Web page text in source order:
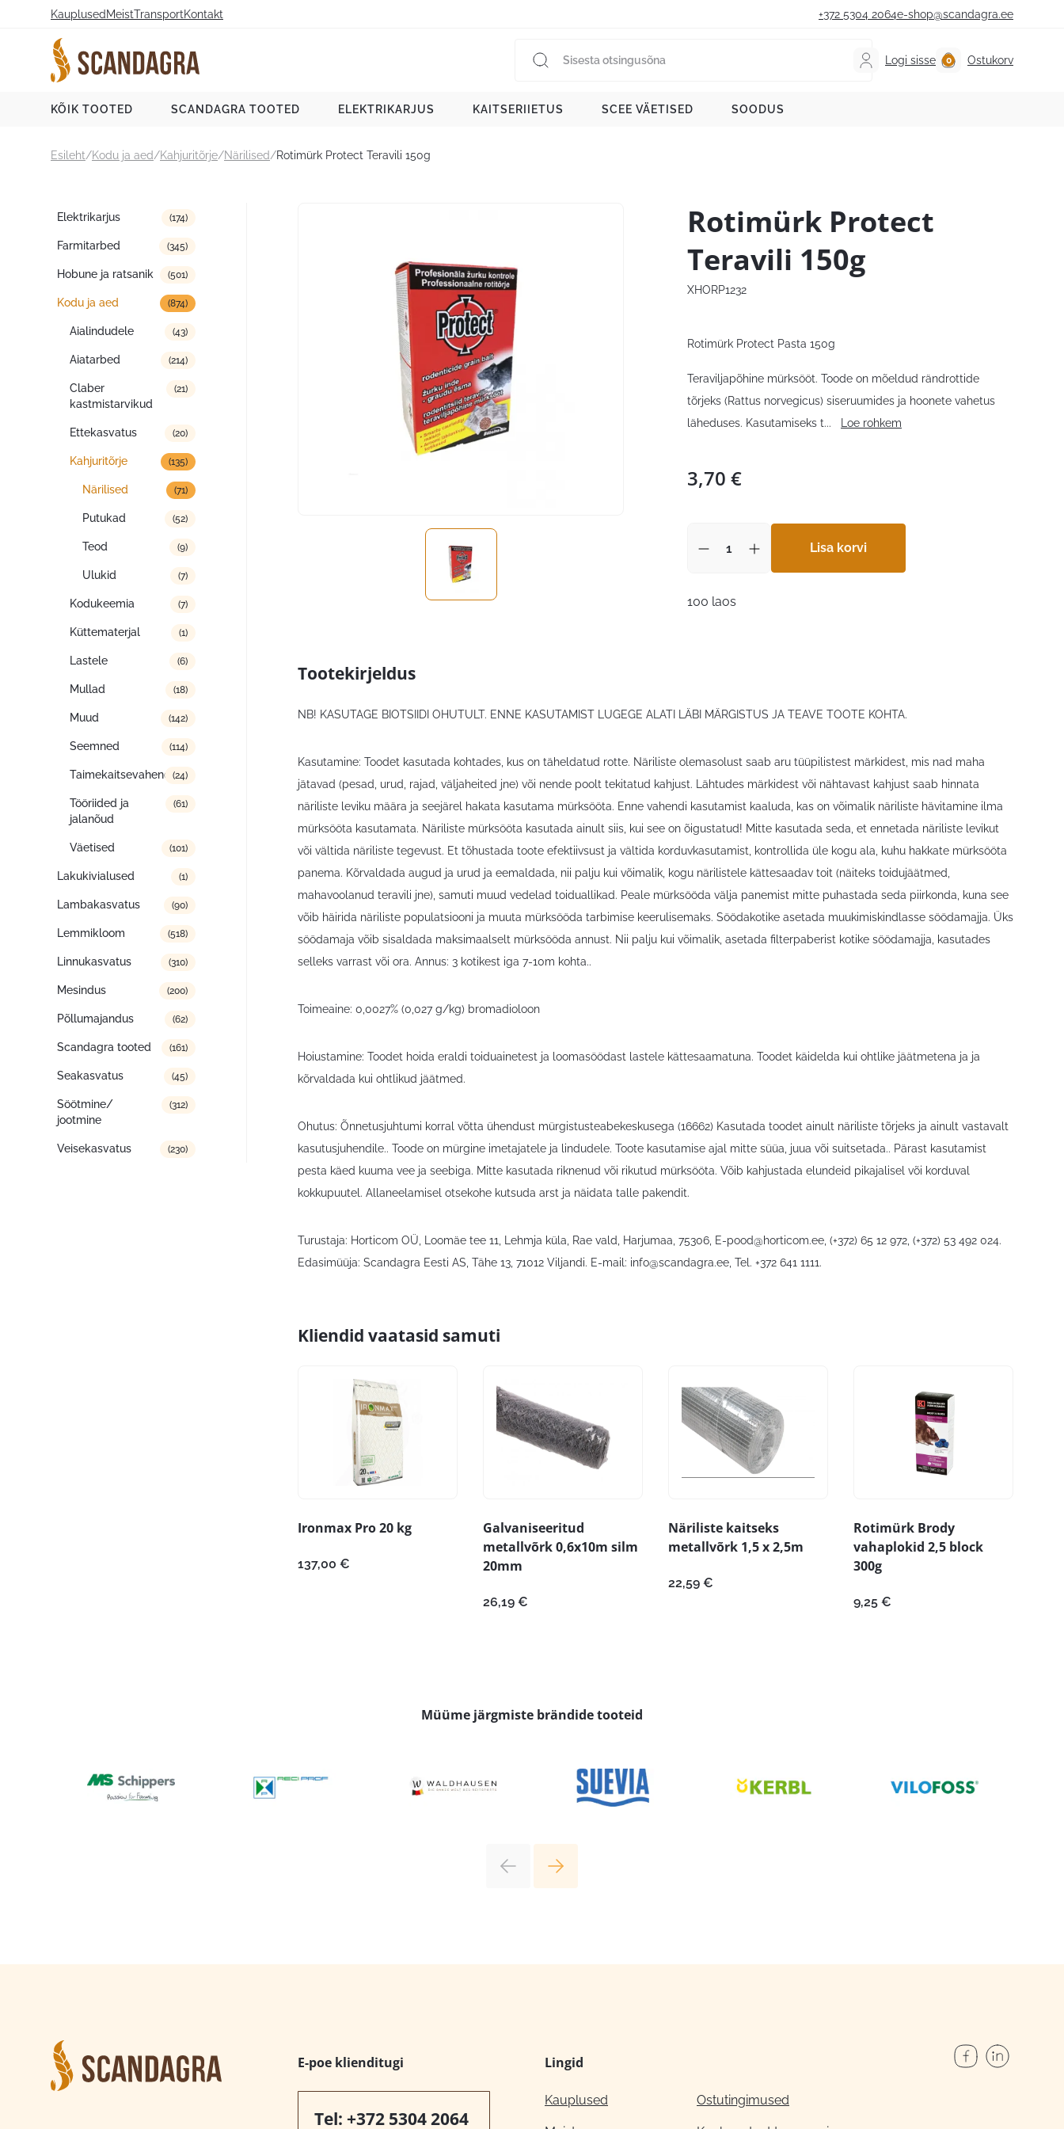
Kauplused MeistTransportKontakt +372 5304 2064e-shop@scandagra.ee
Logi sisse Ostukorv
KÕIK TOOTED SCANDAGRA TOOTED ELEKTRIKARJUS KAITSERIIETUS SCEE VÄETISED SOODUS
Esileht/Kodu ja aed/Kahjuritõrje/Närilised/Rotimürk Protect Teravili 150g
Tootekategooriad
Elektrikarjus (174)
Farmitarbed (345)
Hobune ja ratsanik (501)
Kodu ja aed (874)
Aialindudele (43)
Aiatarbed (214)
Claber
kastmistarvikud
(21)
Ettekasvatus (20)
Kahjuritõrje (135)
Närilised (71)
Putukad (52)
Teod (9)
Ulukid (7)
Kodukeemia (7)
Küttematerjal (1)
Lastele (6)
Mullad (18)
Muud (142)
Seemned (114)
Taimekaitsevahendid(24)
Tööriided ja
jalanõud
(61)
Väetised (101)
Lakukivialused (1)
Lambakasvatus (90)
Lemmikloom (518)
Linnukasvatus (310)
Mesindus (200)
Põllumajandus (62)
Scandagra tooted (161)
Seakasvatus (45)
Söötmine/
jootmine
(312)
Veisekasvatus (230)
Rotimürk Protect
Teravili 150g
XHORP1232
Rotimürk Protect Pasta 150g
Teraviljapõhine mürksööt. Toode on mõeldud rändrottide
tõrjeks (Rattus norvegicus) siseruumides ja hoonete vahetus
läheduses. Kasutamiseks t... Loe rohkem
3,70 €
Lisa korvi
100 laos
Tootekirjeldus
NB! KASUTAGE BIOTSIIDI OHUTULT. ENNE KASUTAMIST LUGEGE ALATI LÄBI MÄRGISTUS JA TEAVE TOOTE KOHTA.
Kasutamine: Toodet kasutada kohtades, kus on täheldatud rotte. Näriliste olemasolust saab aru tüüpilistest märkidest, mis nad maha
jätavad (pesad, urud, rajad, väljaheited jne) või nende poolt tekitatud kahjust. Lähtudes märkidest või nähtavast kahjust saab hinnata
näriliste leviku määra ja seejärel hakata kasutama mürksööta. Enne vahendi kasutamist kaaluda, kas on võimalik näriliste hävitamine ilma
mürksööta kasutamata. Näriliste mürksööta kasutada ainult siis, kui see on õigustatud! Mitte kasutada seda, et ennetada näriliste levikut
või vältida näriliste tegevust. Et tõhustada toote efektiivsust ja vältida korduvkasutamist, kontrollida üle kogu ala, kuhu hakkate mürksööta
panema. Kõrvaldada augud ja urud ja eemaldada, nii palju kui võimalik, kogu närilistele kättesaadav toit (näiteks toidujäätmed,
mahavoolanud teravili jne), samuti muud vedelad toiduallikad. Peale mürksööda välja panemist mitte puhastada seda piirkonda, kuna see
võib häirida näriliste populatsiooni ja muuta mürksööda tarbimise keerulisemaks. Söödakotike asetada muukimiskindlasse söödamajja. Üks
söödamaja võib sisaldada maksimaalselt mürksööda annust. Nii palju kui võimalik, asetada filterpaberist kotike söödamajja, kasutades
selleks varrast või ora. Annus: 3 kotikest iga 7-10m kohta..
Toimeaine: 0,0027% (0,027 g/kg) bromadioloon
Hoiustamine: Toodet hoida eraldi toiduainetest ja loomasöödast lastele kättesaamatuna. Toodet käidelda kui ohtlike jäätmetena ja ja
kõrvaldada kui ohtlikud jäätmed.
Ohutus: Õnnetusjuhtumi korral võtta ühendust mürgistusteabekeskusega (16662) Kasutada toodet ainult näriliste tõrjeks ja ainult vastavalt
kasutusjuhendile.. Toode on mürgine imetajatele ja lindudele. Toote kasutamise ajal mitte süüa, juua või suitsetada.. Pärast kasutamist
pesta käed kuuma vee ja seebiga. Mitte kasutada riknenud või rikutud mürksööta. Võib kahjustada elundeid pikajalisel või korduval
kokkupuutel. Allaneelamisel otsekohe kutsuda arst ja näidata talle pakendit.
Turustaja: Horticom OÜ, Loomäe tee 11, Lehmja küla, Rae vald, Harjumaa, 75306, E-pood@horticom.ee , (+372) 65 12 972, (+372) 53 492 024.
Edasimüüja: Scandagra Eesti AS, Tähe 13, 71012 Viljandi. E-mail: info@scandagra.ee , Tel. +372 641 1111.
Kliendid vaatasid samuti
Ironmax Pro 20 kg
137,00 €
Galvaniseeritud
metallvõrk 0,6x10m silm
20mm
26,19 €
Näriliste kaitseks
metallvõrk 1,5 x 2,5m
22,59 €
Rotimürk Brody
vahaplokid 2,5 block
300g
9,25 €
Müüme järgmiste brändide tooteid
E-poe klienditugi
Tel: +372 5304 2064
Lingid
Kauplused Ostutingimused